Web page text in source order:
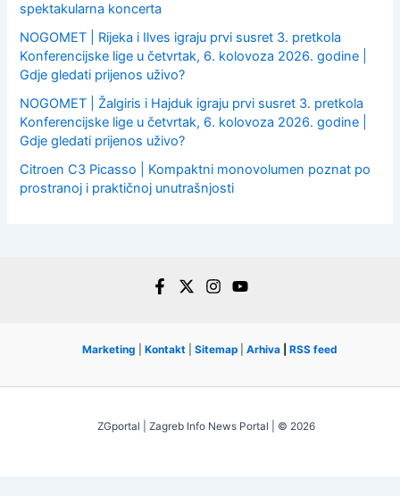
spektakularna koncerta
NOGOMET | Rijeka i Ilves igraju prvi susret 3. pretkola
Konferencijske lige u četvrtak, 6. kolovoza 2026. godine |
Gdje gledati prijenos uživo?
NOGOMET | Žalgiris i Hajduk igraju prvi susret 3. pretkola
Konferencijske lige u četvrtak, 6. kolovoza 2026. godine |
Gdje gledati prijenos uživo?
Citroen C3 Picasso | Kompaktni monovolumen poznat po
prostranoj i praktičnoj unutrašnjosti
Marketing Kontakt Sitemap Arhiva RSS feed
ZGportal | Zagreb Info News Portal | © 2026